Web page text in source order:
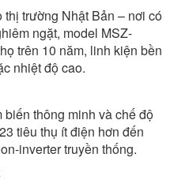
trường Nhật Bản – nơi có
ngặt, model MSZ-
trên 10 năm, linh kiện bền
nhiệt độ cao.
thông minh và chế độ
tiêu thụ ít điện hơn đến
inverter truyền thống.